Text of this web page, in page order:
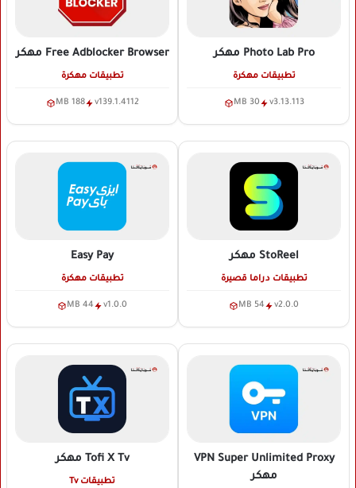
Photo Lab Pro مهكر
تطبيقات مهكرة
v3.13.113
30 MB
Free Adblocker Browser مهكر
تطبيقات مهكرة
v139.1.4112
188 MB
StoReel مهكر
تطبيقات دراما قصيرة
v2.0.0
54 MB
Easy Pay
تطبيقات مهكرة
v1.0.0
44 MB
VPN Super Unlimited Proxy
مهكر
Tofi X Tv مهكر
تطبيقات Tv